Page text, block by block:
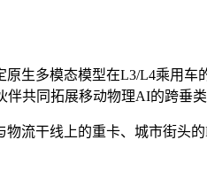
生多模态模型在L3/L4乘用
共同拓展移动物理AI的跨垂类
流干线上的重卡、城市街头